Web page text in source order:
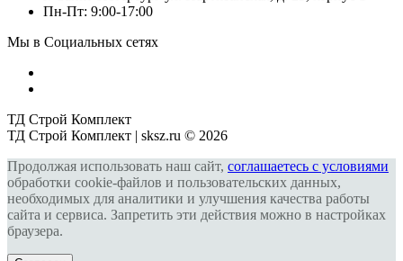
Пн-Пт: 9:00-17:00
Мы в Социальных сетях
ТД Строй Комплект
ТД Строй Комплект | sksz.ru © 2026
Продолжая использовать наш сайт, соглашаетесь с условиями
обработки cookie-файлов и пользовательских данных,
необходимых для аналитики и улучшения качества работы
сайта и сервиса. Запретить эти действия можно в настройках
браузера.